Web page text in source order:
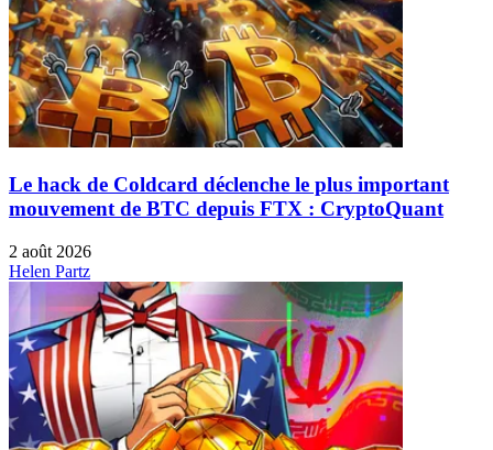
Le hack de Coldcard déclenche le plus important
mouvement de BTC depuis FTX : CryptoQuant
2 août 2026
Helen Partz